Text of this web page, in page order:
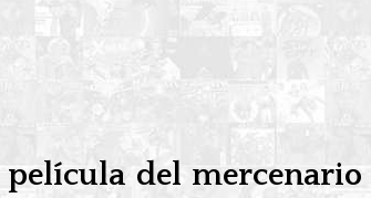
película del mercenario